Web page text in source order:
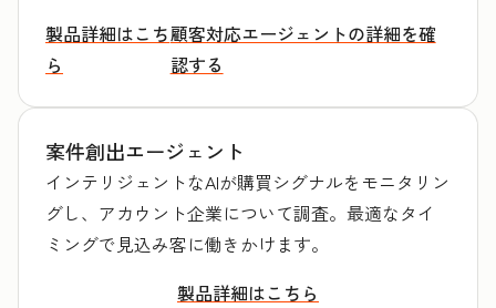
製品詳細はこち
ら
顧客対応エージェントの詳細を確
認する
案件創出エージェント
インテリジェントなAIが購買シグナルをモニタリン
グし、アカウント企業について調査。最適なタイ
ミングで見込み客に働きかけます。
製品詳細はこちら